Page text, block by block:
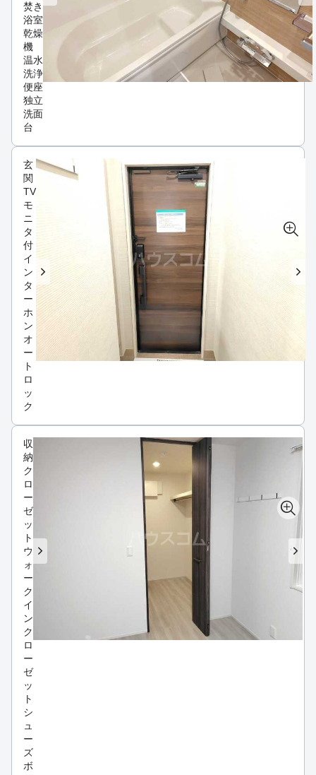
焚き
浴室
乾燥
機
温水
洗浄
便座
独立
洗面
台
玄
関
TV
モ
ニ
タ
付
イ
ン
タ
ー
ホ
ン
オ
ー
ト
ロ
ッ
ク
収
納
ク
ロ
ー
ゼ
ッ
ト
ウ
ォ
ー
ク
イ
ン
ク
ロ
ー
ゼ
ッ
ト
シ
ュ
ー
ズ
ボ